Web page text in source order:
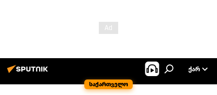
საქართველო
ᲥᲐᲠ